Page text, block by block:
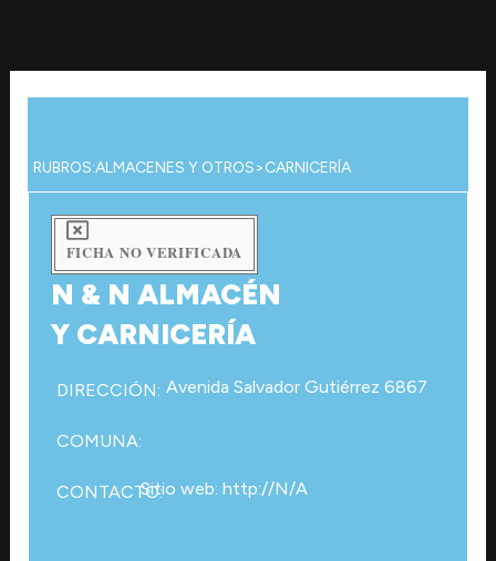
contenido
RUBROS:ALMACENES Y OTROS>CARNICERÍA
FICHA NO VERIFICADA
N & N ALMACÉN
Y CARNICERÍA
DIRECCIÓN: Avenida Salvador Gutiérrez 6867
COMUNA:
CONTACTO:Sitio web: http://N/A